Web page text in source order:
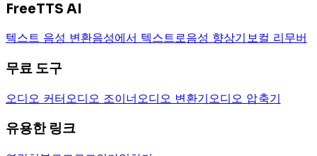
FreeTTS AI
텍스트 음성 변환음성에서 텍스트로음성 향상기 보컬 리무버
무료 도구
오디오 커터 오디오 조이너 오디오 변환기 오디오 압축기
유용한 링크